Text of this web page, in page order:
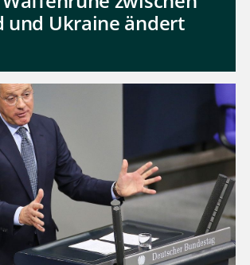
und Ukraine ändert